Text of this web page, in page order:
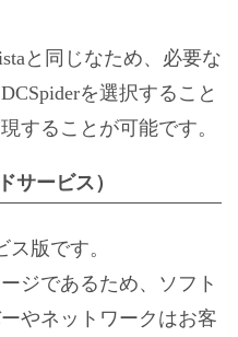
と同じなため、必要な
を選択すること
することが可能です。
サービス）
ス版です。
ジであるため、ソフト
やネットワークはお客